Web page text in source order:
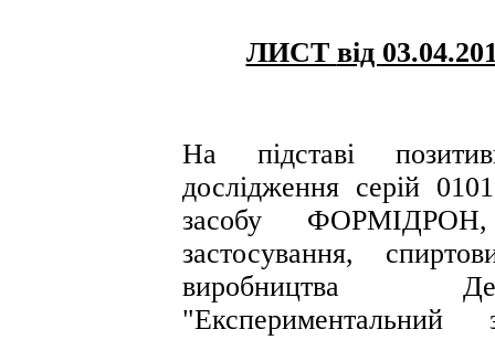
ЛИСТ від
На підставі
дослідження серій
засобу
застосування,
виробництва